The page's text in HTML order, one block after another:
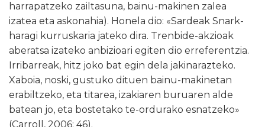
harrapatzeko zailtasuna, bainu-makinen zalea
izatea eta askonahia). Honela dio: «Sardeak Snark-
haragi kurruskaria jateko dira. Trenbide-akzioak
aberatsa izateko anbizioari egiten dio erreferentzia.
Irribarreak, hitz joko bat egin dela jakinarazteko.
Xaboia, noski, gustuko dituen bainu-makinetan
erabiltzeko, eta titarea, izakiaren buruaren alde
batean jo, eta bostetako te-ordurako esnatzeko»
(Carroll, 2006: 46).